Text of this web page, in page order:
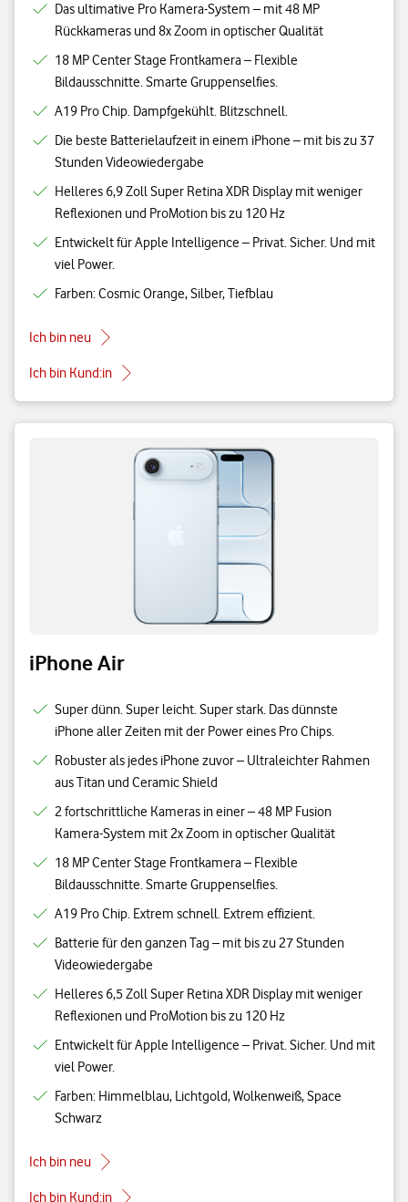
Das ultimative Pro Kamera-System – mit 48 MP
Rückkameras und 8x Zoom in optischer Qualität
18 MP Center Stage Frontkamera – Flexible
Bildausschnitte. Smarte Gruppenselfies.
A19 Pro Chip. Dampfgekühlt. Blitzschnell.
Die beste Batterielaufzeit in einem iPhone – mit bis zu 37
Stunden Videowiedergabe
Helleres 6,9 Zoll Super Retina XDR Display mit weniger
Reflexionen und ProMotion bis zu 120 Hz
Entwickelt für Apple Intelligence – Privat. Sicher. Und mit
viel Power.
Farben: Cosmic Orange, Silber, Tiefblau
Ich bin neu
Ich bin Kund:in
iPhone Air
Super dünn. Super leicht. Super stark. Das dünnste
iPhone aller Zeiten mit der Power eines Pro Chips.
Robuster als jedes iPhone zuvor – Ultraleichter Rahmen
aus Titan und Ceramic Shield
2 fortschrittliche Kameras in einer – 48 MP Fusion
Kamera-System mit 2x Zoom in optischer Qualität
18 MP Center Stage Frontkamera – Flexible
Bildausschnitte. Smarte Gruppenselfies.
A19 Pro Chip. Extrem schnell. Extrem effizient.
Batterie für den ganzen Tag – mit bis zu 27 Stunden
Videowiedergabe
Helleres 6,5 Zoll Super Retina XDR Display mit weniger
Reflexionen und ProMotion bis zu 120 Hz
Entwickelt für Apple Intelligence – Privat. Sicher. Und mit
viel Power.
Farben: Himmelblau, Lichtgold, Wolkenweiß, Space
Schwarz
Ich bin neu
Ich bin Kund:in